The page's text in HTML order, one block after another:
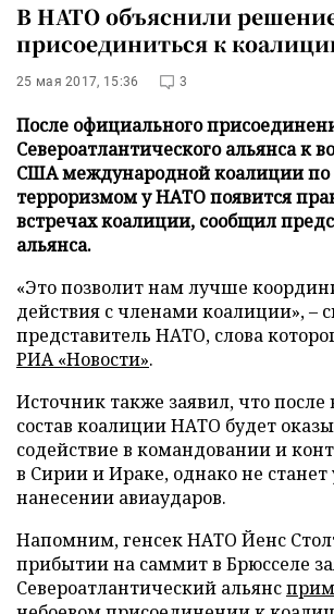
В НАТО объяснили
присоединиться к
25 мая 2017, 15:36 3
После официального
Североатлантического альянса к
США международной коалиции по
терроризмом у НАТО появится
встречах коалиции, сообщил
альянса.
«Это позволит нам лучше
действия с членами коалиции», –
представитель НАТО, слова
РИА «Новости».
Источник также заявил, что после
состав коалиции НАТО будет
содействие в командовании и
в Сирии и Ираке, однако не станет
нанесении авиаударов.
Напомним, генсек НАТО Йенс
прибытии на саммит в Брюсселе
Североатлантический альянс